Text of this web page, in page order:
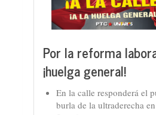
Por la reforma
¡huelga general!
En la calle responderá el
burla de la ultraderecha